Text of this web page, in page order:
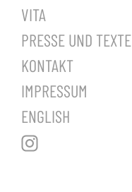
VITA
PRESSE UND TEXTE
KONTAKT
IMPRESSUM
ENGLISH